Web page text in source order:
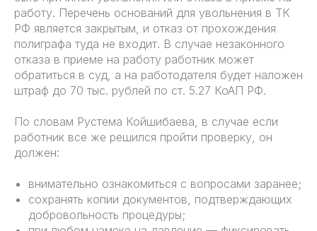
работу. Перечень оснований для увольнения в ТК
РФ является закрытым, и отказ от прохождения
полиграфа туда не входит. В случае незаконного
отказа в приеме на работу работник может
обратиться в суд, а на работодателя будет наложен
штраф до 70 тыс. рублей по ст. 5.27 КоАП РФ.
По словам Рустема Койшибаева, в случае если
работник все же решился пройти проверку, он
должен:
внимательно ознакомиться с вопросами заранее;
сохранять копии документов, подтверждающих
добровольность процедуры;